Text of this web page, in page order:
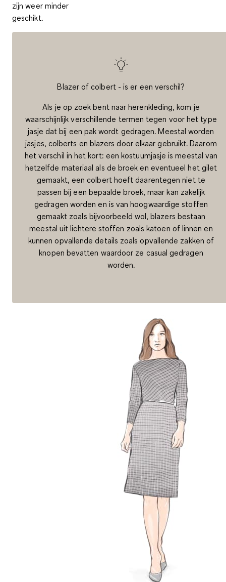
zijn weer minder
geschikt.
Blazer of colbert - is er een verschil?
Als je op zoek bent naar herenkleding, kom je
waarschijnlijk verschillende termen tegen voor het type
jasje dat bij een pak wordt gedragen. Meestal worden
jasjes, colberts en blazers door elkaar gebruikt. Daarom
het verschil in het kort: een kostuumjasje is meestal van
hetzelfde materiaal als de broek en eventueel het gilet
gemaakt, een colbert hoeft daarentegen niet te
passen bij een bepaalde broek, maar kan zakelijk
gedragen worden en is van hoogwaardige stoffen
gemaakt zoals bijvoorbeeld wol, blazers bestaan
meestal uit lichtere stoffen zoals katoen of linnen en
kunnen opvallende details zoals opvallende zakken of
knopen bevatten waardoor ze casual gedragen
worden.